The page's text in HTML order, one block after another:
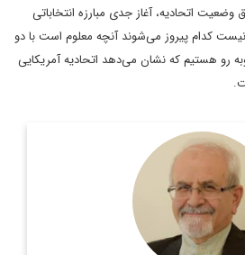
اتحادیه، آغاز جدی مبارزه انتخاباتی
کدام پیروز می‌شوند آنچه معلوم است با دو
رو هستیم که نشان می‌دهد اتحادیه‌ آمریکایی
سیاسی و بین‌المللی وزارت امور
استاد تمام در رشته روابط بین‌الملل و عضو
بین‌الملل وزارت امور خارجه است.
اطلاعات بیشتر